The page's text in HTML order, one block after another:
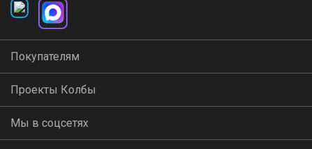
Покупателям
Проекты Колбы
Мы в соцсетях